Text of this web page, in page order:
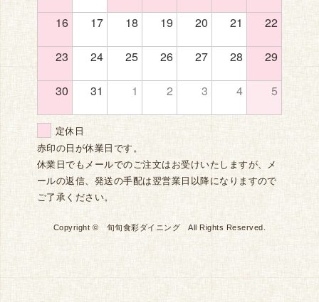
16 17 18 19 20 21 22
23 24 25 26 27 28 29
30 31 1 2 3 4 5
定休日
赤印の日が休業日です。
休業日でもメールでのご注文はお受けいたしますが、メ
ールの返信、発送の手配は翌営業日以降になりますので
ご了承ください。
Copyright © 旬旬食彩ダイニング All Rights Reserved.